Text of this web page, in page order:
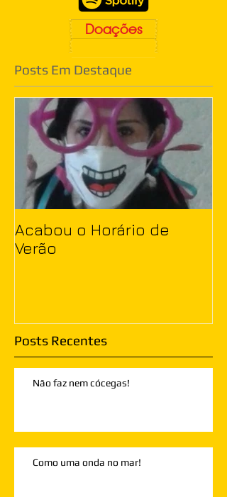
Doações
Posts Em Destaque
Acabou o Horário de
Verão
Posts Recentes
Não faz nem cócegas!
Como uma onda no mar!